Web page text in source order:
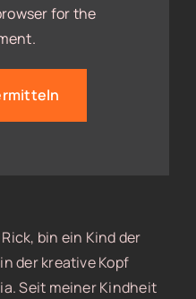
for the
bin ein Kind der
der kreative Kopf
Seit meiner Kindheit